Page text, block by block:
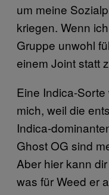
um meine
kriegen. Wenn
Gruppe unwohl
einem Joint statt
Eine Indica-
mich, weil die
Indica-
Ghost OG sind
Aber hier kann
was für Weed er